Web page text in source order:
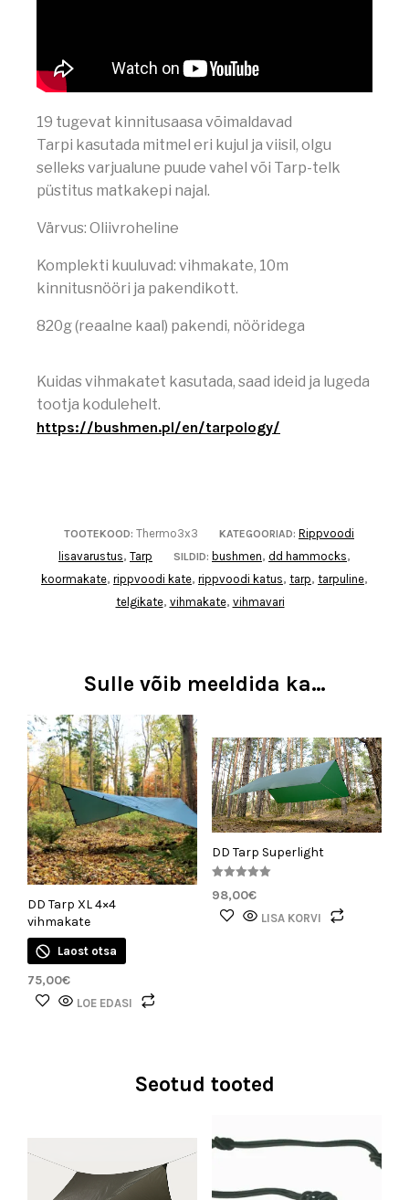
19 tugevat kinnitusaasa võimaldavad
Tarpi kasutada mitmel eri kujul ja viisil, olgu
selleks varjualune puude vahel või Tarp-telk
püstitus matkakepi najal.
Värvus: Oliivroheline
Komplekti kuuluvad: vihmakate, 10m
kinnitusnööri ja pakendikott.
820g (reaalne kaal) pakendi, nööridega
Kuidas vihmakatet kasutada, saad ideid ja lugeda
tootja kodulehelt.
https://bushmen.pl/en/tarpology/
TOOTEKOOD: Thermo3x3 KATEGOORIAD: Rippvoodi
lisavarustus, Tarp SILDID: bushmen, dd hammocks,
koormakate, rippvoodi kate, rippvoodi katus, tarp, tarpuline,
telgikate, vihmakate, vihmavari
Sulle võib meeldida ka…
DD Tarp XL 4×4
vihmakate
Laost otsa
75,00€
LOE EDASI
DD Tarp Superlight
5.00
/ 5
98,00€
LISA KORVI
Seotud tooted